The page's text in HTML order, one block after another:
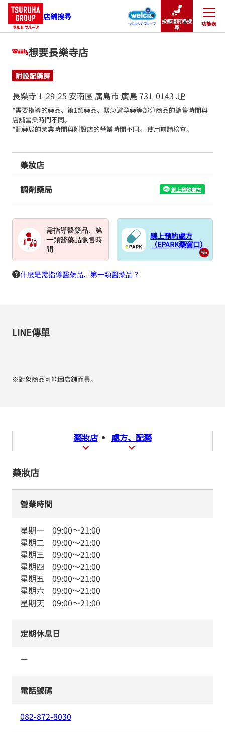
店鋪搜尋
按都道府縣搜
尋
功能表
關閉
想要長樂寺店
附設配藥房
長樂寺 1-29-25 安南區 廣島市 廣島731-0143 JP
*需要指導的藥品、第1類藥品、緊急避孕藥等部分商品的銷售時間與
店舖營業時間不同。
*配藥局的營業時間與附設店的營業時間不同。 使用前請檢查。
藥妝店
調劑藥局 網上預約處方
需指導醫藥品、第
一類醫藥品販售時
間
線上預約處方
（EPARK藥窗口）
什麽是需指導醫藥品、第一類醫藥品？
LINE傳單
※對象商品可能因店鋪而異。
藥妝店 處方、配藥
藥妝店
營業時間
星期一 09:00～21:00
星期二 09:00～21:00
星期三 09:00～21:00
星期四 09:00～21:00
星期五 09:00～21:00
星期六 09:00～21:00
星期天 09:00～21:00
定期休息日
ー
電話號碼
082-872-8030